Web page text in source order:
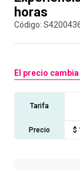
horas
:
El precio
Tarifa
Precio $